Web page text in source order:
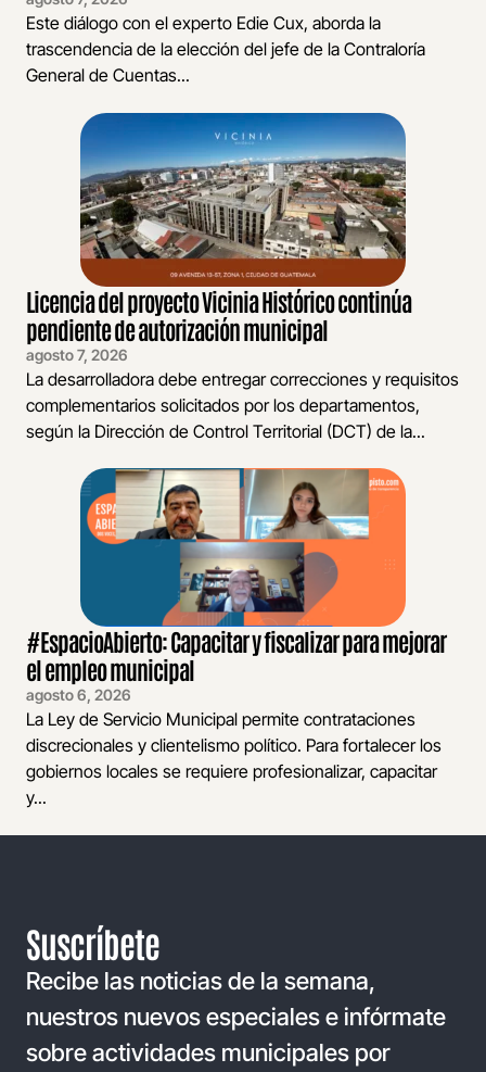
Este diálogo con el experto Edie Cux, aborda la
trascendencia de la elección del jefe de la Contraloría
General de Cuentas...
Licencia del proyecto Vicinia Histórico continúa
pendiente de autorización municipal
agosto 7, 2026
La desarrolladora debe entregar correcciones y requisitos
complementarios solicitados por los departamentos,
según la Dirección de Control Territorial (DCT) de la...
#EspacioAbierto: Capacitar y fiscalizar para mejorar
el empleo municipal
agosto 6, 2026
La Ley de Servicio Municipal permite contrataciones
discrecionales y clientelismo político. Para fortalecer los
gobiernos locales se requiere profesionalizar, capacitar
y...
Suscríbete
Recibe las noticias de la semana,
nuestros nuevos especiales e infórmate
sobre actividades municipales por